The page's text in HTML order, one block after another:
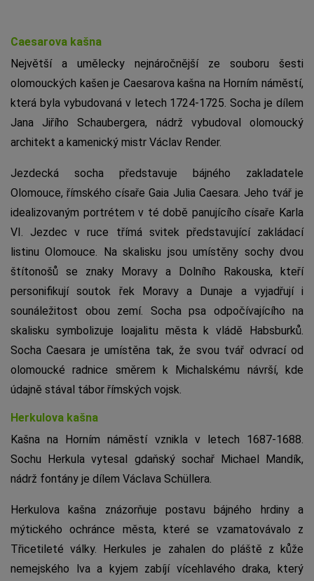
Caesarova kašna
Největší a umělecky nejnáročnější ze souboru šesti
olomouckých kašen je Caesarova kašna na Horním náměstí,
která byla vybudovaná v letech 1724-1725. Socha je dílem
Jana Jiřího Schaubergera, nádrž vybudoval olomoucký
architekt a kamenický mistr Václav Render.
Jezdecká socha představuje bájného zakladatele
Olomouce, římského císaře Gaia Julia Caesara. Jeho tvář je
idealizovaným portrétem v té době panujícího císaře Karla
VI. Jezdec v ruce třímá svitek představující zakládací
listinu Olomouce. Na skalisku jsou umístěny sochy dvou
štítonošů se znaky Moravy a Dolního Rakouska, kteří
personifikují soutok řek Moravy a Dunaje a vyjadřují i
sounáležitost obou zemí. Socha psa odpočívajícího na
skalisku symbolizuje loajalitu města k vládě Habsburků.
Socha Caesara je umístěna tak, že svou tvář odvrací od
olomoucké radnice směrem k Michalskému návrší, kde
údajně stával tábor římských vojsk.
Herkulova kašna
Kašna na Horním náměstí vznikla v letech 1687-1688.
Sochu Herkula vytesal gdaňský sochař Michael Mandík,
nádrž fontány je dílem Václava Schüllera.
Herkulova kašna znázorňuje postavu bájného hrdiny a
mýtického ochránce města, které se vzamatovávalo z
Třicetileté války. Herkules je zahalen do pláště z kůže
nemejského lva a kyjem zabíjí vícehlavého draka, který